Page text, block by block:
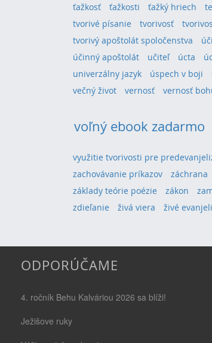
ťažkosť
ťažkosti ťažký hriech
tvorivé písanie
tvorivosť
tvorivý apoštolát spoločenstva
účinný apoštolát
učiteľ úcta
univerzálny jazyk
úspech v boji
večný život
vernosť vernosť
voľný ebook zadarmo
využitie tvorivosti pre
zachovávanie príkazov
záchrana
základy teórie poézie
zákon
zdieľanie
živá viera živé
ODPORÚČAME
4. ročník Behu Kalváriou 2026 sa blíži!
Ježišove ruky